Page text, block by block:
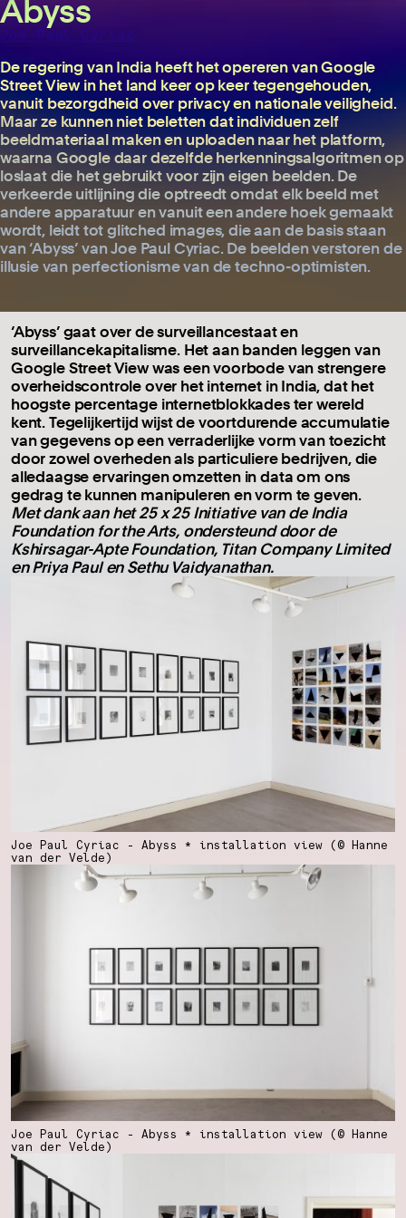
Abyss
Joe Paul Cyriac
De regering van India heeft het opereren van Google
Street View in het land keer op keer tegengehouden,
vanuit bezorgdheid over privacy en nationale veiligheid.
Maar ze kunnen niet beletten dat individuen zelf
beeldmateriaal maken en uploaden naar het platform,
waarna Google daar dezelfde herkenningsalgoritmen op
loslaat die het gebruikt voor zijn eigen beelden. De
verkeerde uitlijning die optreedt omdat elk beeld met
andere apparatuur en vanuit een andere hoek gemaakt
wordt, leidt tot glitched images, die aan de basis staan
van ‘Abyss’ van Joe Paul Cyriac. De beelden verstoren de
illusie van perfectionisme van de techno-optimisten.
‘Abyss’ gaat over de surveillancestaat en
surveillancekapitalisme. Het aan banden leggen van
Google Street View was een voorbode van strengere
overheidscontrole over het internet in India, dat het
hoogste percentage internetblokkades ter wereld
kent. Tegelijkertijd wijst de voortdurende accumulatie
van gegevens op een verraderlijke vorm van toezicht
door zowel overheden als particuliere bedrijven, die
alledaagse ervaringen omzetten in data om ons
gedrag te kunnen manipuleren en vorm te geven.
Met dank aan het 25 x 25 Initiative van de India
Foundation for the Arts, ondersteund door de
Kshirsagar-Apte Foundation, Titan Company Limited
en Priya Paul en Sethu Vaidyanathan.
Joe Paul Cyriac - Abyss * installation view (© Hanne
van der Velde)
Joe Paul Cyriac - Abyss * installation view (© Hanne
van der Velde)